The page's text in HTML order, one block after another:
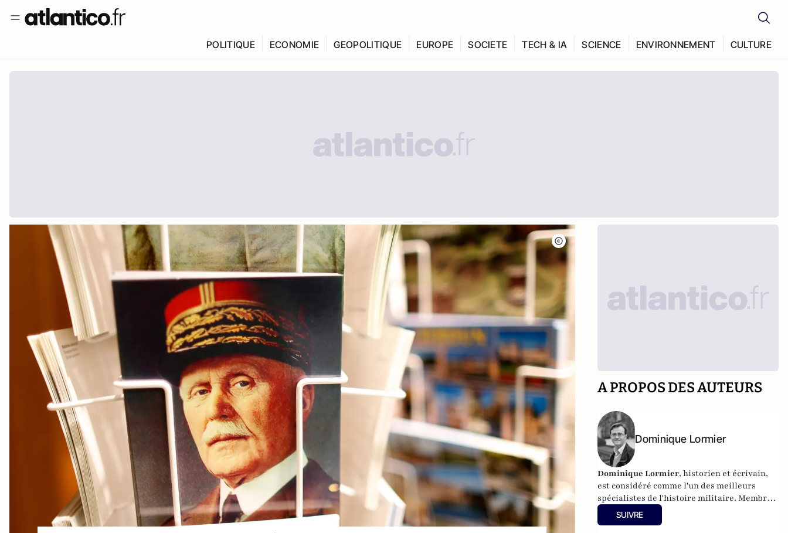
POLITIQUE ECONOMIE GEOPOLITIQUE EUROPE SOCIETE TECH & IA SCIENCE ENVIRONNEMENT CULTURE
A PROPOS DES AUTEURS
Dominique Lormier
Dominique Lormier, historien et écrivain,
est considéré comme l'un des meilleurs
spécialistes de l'histoire militaire. Membre
de l'Institut Jean-Moulin et membre
d'honneur des Combattants volontaires de la
SUIVRE